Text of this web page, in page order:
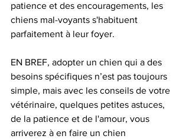
patience et des encouragements, les
chiens mal-voyants s'habituent
parfaitement à leur foyer.
EN BREF, adopter un chien qui a des
besoins spécifiques n’est pas toujours
simple, mais avec les conseils de votre
vétérinaire, quelques petites astuces,
de la patience et de l'amour, vous
arriverez à en faire un chien